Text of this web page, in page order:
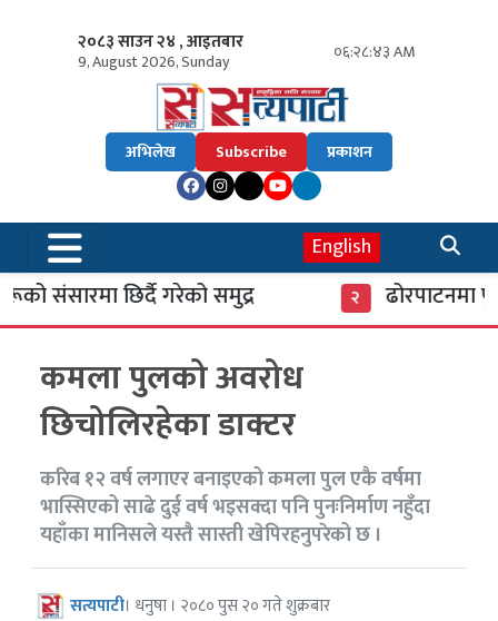
२०८३ साउन २४ , आइतबार
9, August 2026, Sunday ०६:२८:४३ AM
अभिलेख Subscribe प्रकाशन
English
संसारमा छिर्दै गरेको समुद्र ढोरपाटनमा पुगे
कमला पुलको अवरोध
छिचोलिरहेका डाक्टर
करिब १२ वर्ष लगाएर बनाइएको कमला पुल एकै वर्षमा
भास्सिएको साढे दुई वर्ष भइसक्दा पनि पुनःनिर्माण नहुँदा
यहाँका मानिसले यस्तै सास्ती खेपिरहनुपरेको छ ।
सत्यपाटी। धनुषा । २०८० पुस २० गते शुक्रबार